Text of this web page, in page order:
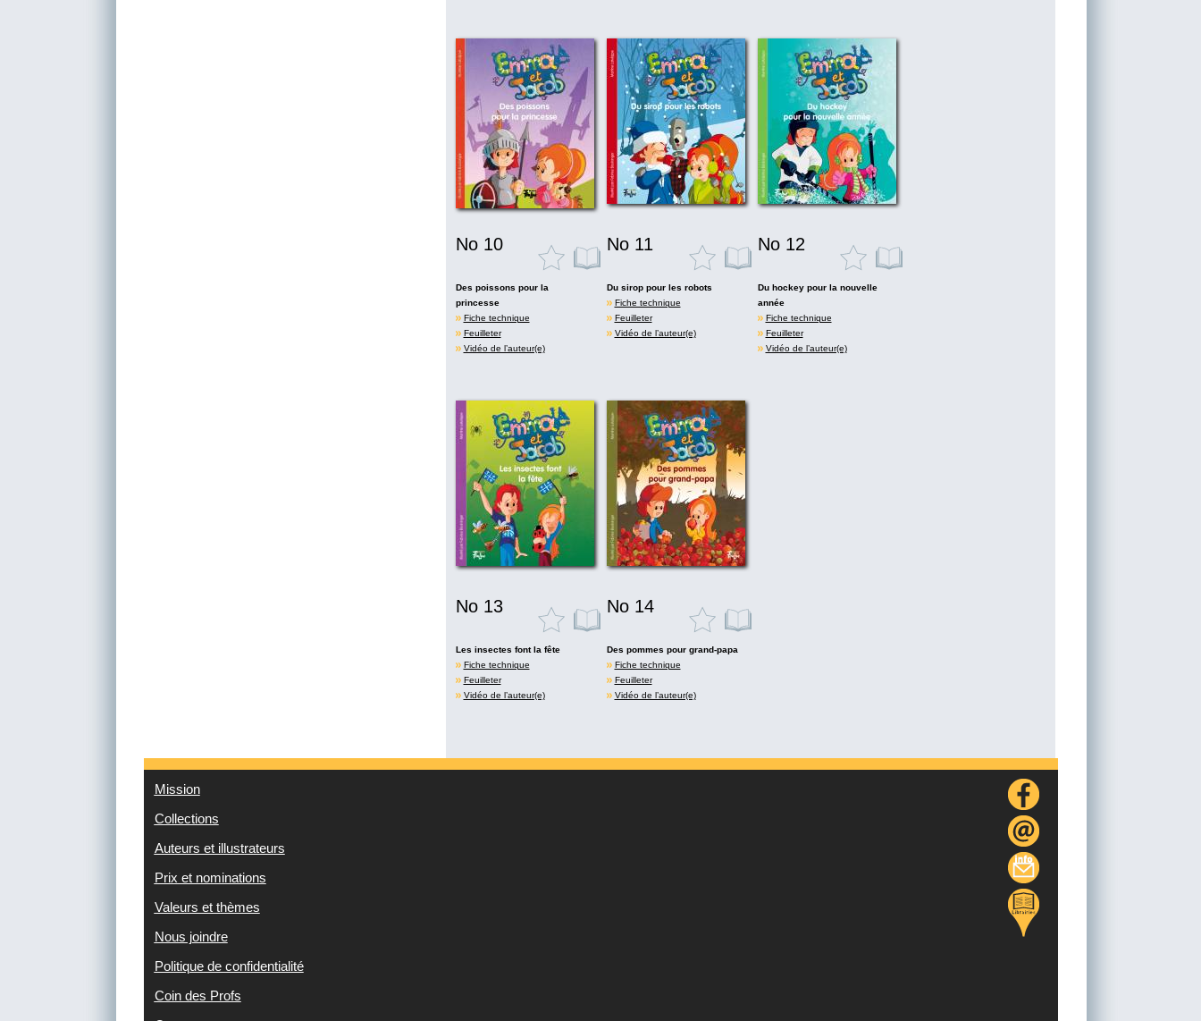
No 10
Des poissons pour la
princesse
Fiche technique
Feuilleter
Vidéo de l’auteur(e)
No 11
Du sirop pour les robots
Fiche technique
Feuilleter
Vidéo de l’auteur(e)
No 12
Du hockey pour la nouvelle
année
Fiche technique
Feuilleter
Vidéo de l’auteur(e)
No 13
Les insectes font la fête
Fiche technique
Feuilleter
Vidéo de l’auteur(e)
No 14
Des pommes pour grand-papa
Fiche technique
Feuilleter
Vidéo de l’auteur(e)
Mission
Collections
Auteurs et illustrateurs
Prix et nominations
Valeurs et thèmes
Nous joindre
Politique de confidentialité
Coin des Profs